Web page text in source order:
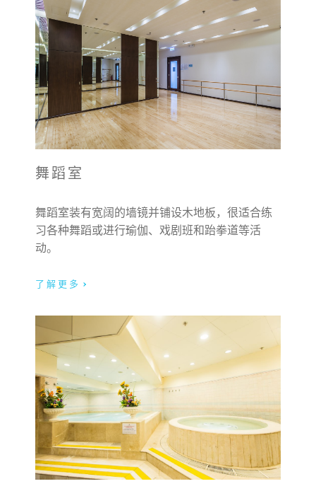
舞蹈室
舞蹈室装有宽阔的墙镜并铺设木地板，很适合练
习各种舞蹈或进行瑜伽、戏剧班和跆拳道等活
动。
了解更多